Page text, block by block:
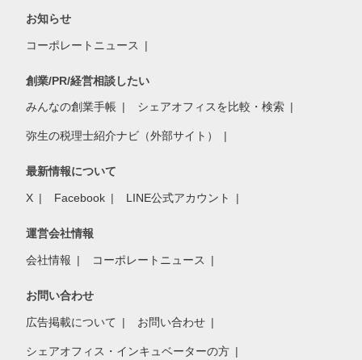
お知らせ
コーポレートニュース
創業/PR/経営相談したい
みんなの創業手帳 シェアオフィスを比較・検索
弥生の税理士紹介ナビ（外部サイト）
最新情報について
X Facebook LINE公式アカウント
運営会社情報
会社情報 コーポレートニュース
お問い合わせ
広告掲載について お問い合わせ
シェアオフィス・インキュベーターの方